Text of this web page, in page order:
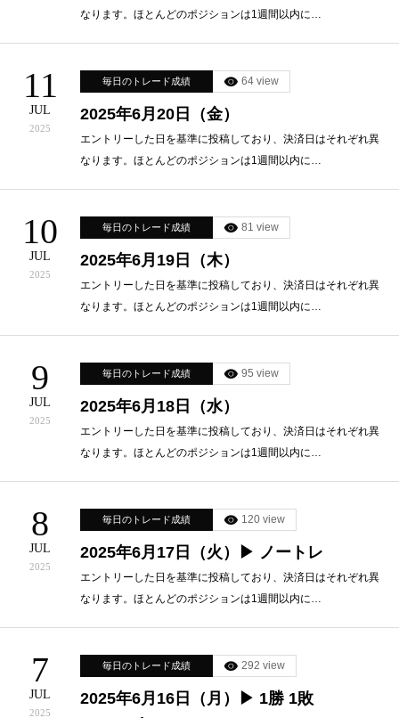
なります。ほとんどのポジションは1週間以内に…
11
JUL
2025
毎日のトレード成績 64 view
2025年6月20日（金）
エントリーした日を基準に投稿しており、決済日はそれぞれ異
なります。ほとんどのポジションは1週間以内に…
10
JUL
2025
毎日のトレード成績 81 view
2025年6月19日（木）
エントリーした日を基準に投稿しており、決済日はそれぞれ異
なります。ほとんどのポジションは1週間以内に…
9
JUL
2025
毎日のトレード成績 95 view
2025年6月18日（水）
エントリーした日を基準に投稿しており、決済日はそれぞれ異
なります。ほとんどのポジションは1週間以内に…
8
JUL
2025
毎日のトレード成績 120 view
2025年6月17日（火）▶ ノートレ
エントリーした日を基準に投稿しており、決済日はそれぞれ異
なります。ほとんどのポジションは1週間以内に…
7
JUL
2025
毎日のトレード成績 292 view
2025年6月16日（月）▶ 1勝 1敗